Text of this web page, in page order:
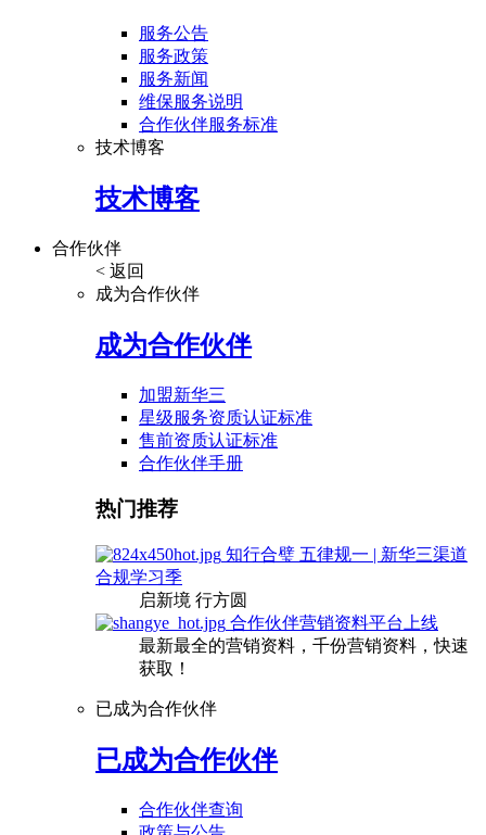
服务公告
服务政策
服务新闻
维保服务说明
合作伙伴服务标准
技术博客
技术博客
合作伙伴
< 返回
成为合作伙伴
成为合作伙伴
加盟新华三
星级服务资质认证标准
售前资质认证标准
合作伙伴手册
热门推荐
知行合璧 五律规一 | 新华三渠道
合规学习季
启新境 行方圆
合作伙伴营销资料平台上线
最新最全的营销资料，千份营销资料，快速
获取！
已成为合作伙伴
已成为合作伙伴
合作伙伴查询